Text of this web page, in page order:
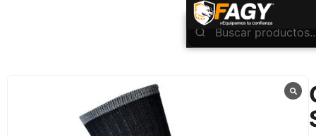
Calcetin Work Sock-3 Pairs SK33